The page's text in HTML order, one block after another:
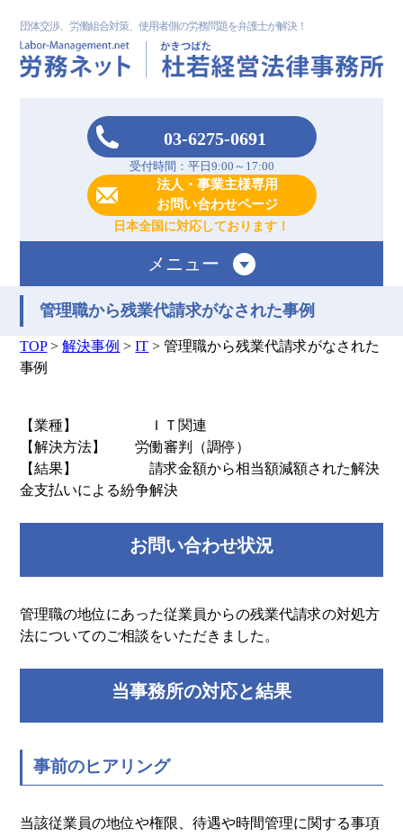
団体交渉、労働組合対策、使用者側の労務問題を弁護士が解決！
03-6275-0691
受付時間：平日9:00～17:00
法人・事業主様専用
お問い合わせページ
日本全国に対応しております！
メニュー
管理職から残業代請求がなされた事例
TOP>解決事例 >IT >管理職から残業代請求がなされた
事例
【業種】 ＩＴ関連
【解決方法】 労働審判（調停）
【結果】 請求金額から相当額減額された解決
金支払いによる紛争解決
お問い合わせ状況
管理職の地位にあった従業員からの残業代請求の対処方
法についてのご相談をいただきました。
当事務所の対応と結果
事前のヒアリング
当該従業員の地位や権限、待遇や時間管理に関する事項